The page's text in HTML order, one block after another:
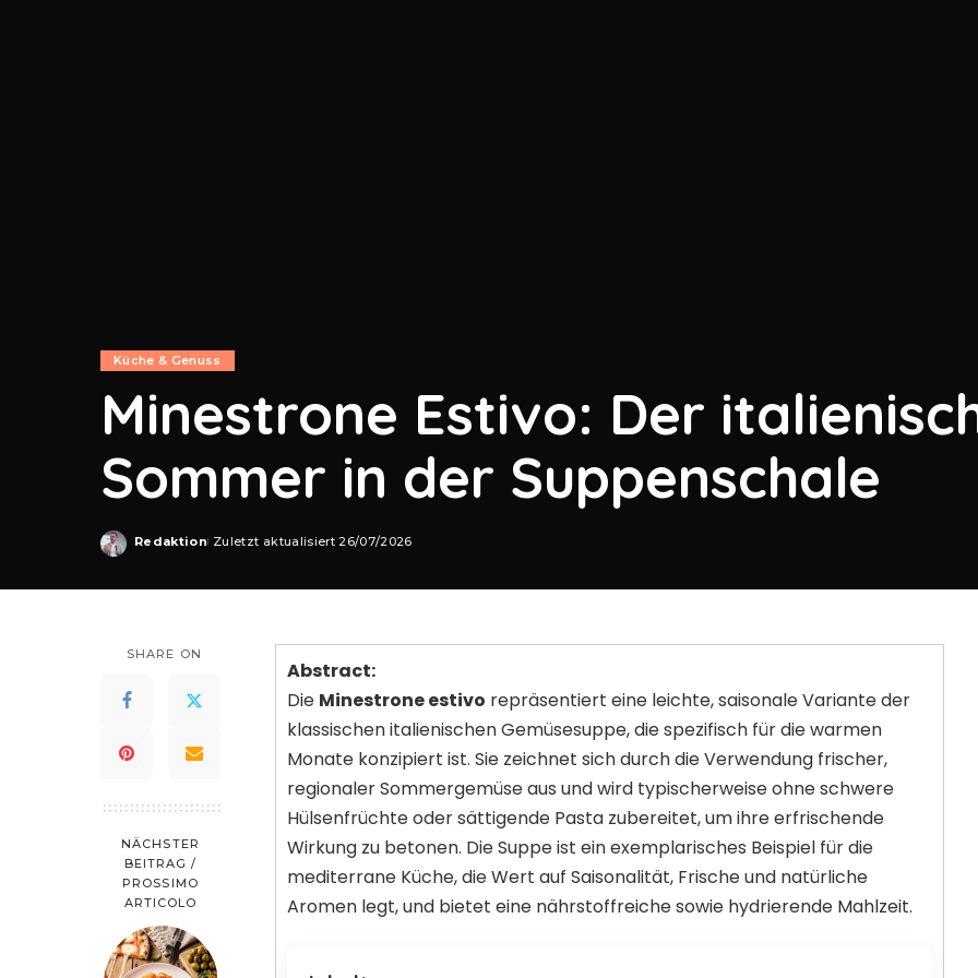
Küche & Genuss
Minestrone Estivo: Der
Sommer in der Suppenschale
Posted
Redaktion Zuletzt aktualisiert 26/07/2026
SHARE ON
NÄCHSTER
BEITRAG /
PROSSIMO
ARTICOLO
Abstract:
Die Minestrone estivo repräsentiert eine leichte, saisonale Variante der
klassischen italienischen Gemüsesuppe, die spezifisch für die warmen
Monate konzipiert ist. Sie zeichnet sich durch die Verwendung frischer,
regionaler Sommergemüse aus und wird typischerweise ohne schwere
Hülsenfrüchte oder sättigende Pasta zubereitet, um ihre erfrischende
Wirkung zu betonen. Die Suppe ist ein exemplarisches Beispiel für die
mediterrane Küche, die Wert auf Saisonalität, Frische und natürliche
Aromen legt, und bietet eine nährstoffreiche sowie hydrierende Mahlzeit.